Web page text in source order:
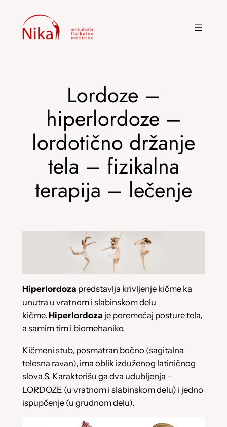
sadržaj
Lordoze –
hiperlordoze –
lordotično držanje
tela – fizikalna
terapija – lečenje
Hiperlordoza predstavlja krivljenje kičme ka
unutra u vratnom i slabinskom delu
kičme. Hiperlordoza je poremećaj posture tela,
a samim tim i biomehanike.
Kičmeni stub, posmatran bočno (sagitalna
telesna ravan), ima oblik izduženog latiničnog
slova S. Karakterišu ga dva udubljenja –
LORDOZE (u vratnom i slabinskom delu) i jedno
ispupčenje (u grudnom delu).